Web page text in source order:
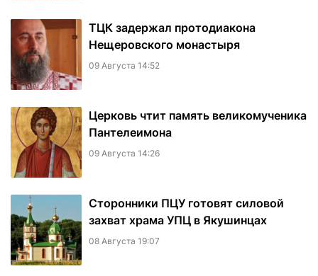
ТЦК задержал протодиакона
Нещеровского монастыря
09 Августа 14:52
Церковь чтит память великомученика
Пантелеимона
09 Августа 14:26
Сторонники ПЦУ готовят силовой
захват храма УПЦ в Якушинцах
08 Августа 19:07